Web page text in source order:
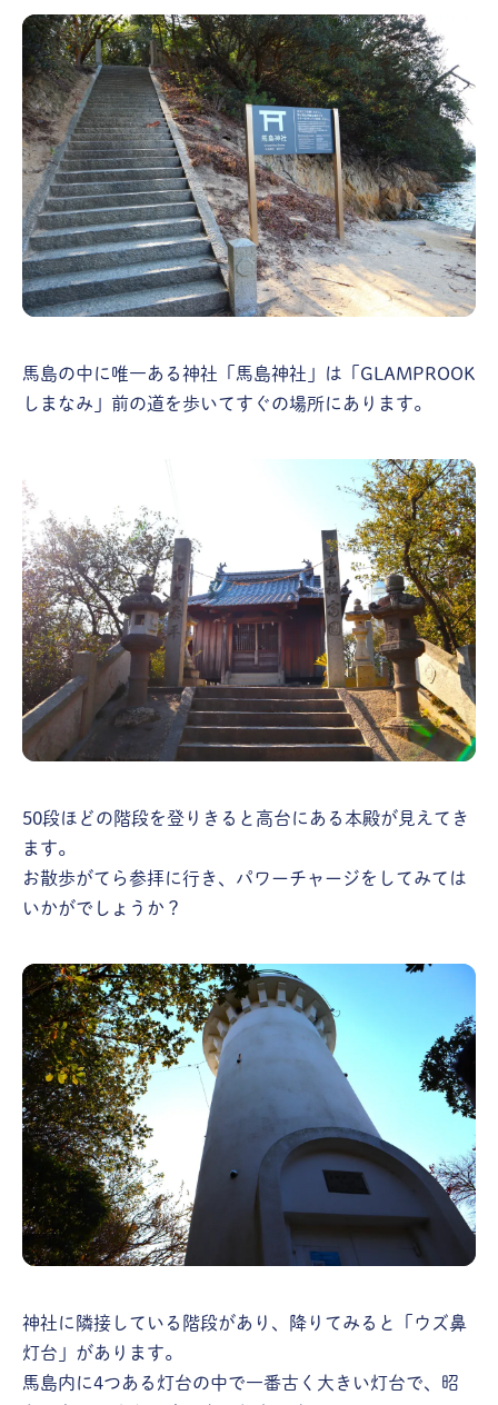
馬島の中に唯一ある神社「馬島神社」は「GLAMPROOK
しまなみ」前の道を歩いてすぐの場所にあります。
50段ほどの階段を登りきると高台にある本殿が見えてき
ます。
お散歩がてら参拝に行き、パワーチャージをしてみては
いかがでしょうか？
神社に隣接している階段があり、降りてみると「ウズ鼻
灯台」があります。
馬島内に4つある灯台の中で一番古く大きい灯台で、昭